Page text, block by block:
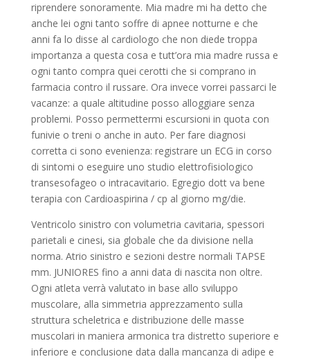
riprendere sonoramente. Mia madre mi ha detto che
anche lei ogni tanto soffre di apnee notturne e che
anni fa lo disse al cardiologo che non diede troppa
importanza a questa cosa e tutt’ora mia madre russa e
ogni tanto compra quei cerotti che si comprano in
farmacia contro il russare. Ora invece vorrei passarci le
vacanze: a quale altitudine posso alloggiare senza
problemi. Posso permettermi escursioni in quota con
funivie o treni o anche in auto. Per fare diagnosi
corretta ci sono evenienza: registrare un ECG in corso
di sintomi o eseguire uno studio elettrofisiologico
transesofageo o intracavitario. Egregio dott va bene
terapia con Cardioaspirina / cp al giorno mg/die.
Ventricolo sinistro con volumetria cavitaria, spessori
parietali e cinesi, sia globale che da divisione nella
norma. Atrio sinistro e sezioni destre normali TAPSE
mm. JUNIORES fino a anni data di nascita non oltre.
Ogni atleta verrà valutato in base allo sviluppo
muscolare, alla simmetria apprezzamento sulla
struttura scheletrica e distribuzione delle masse
muscolari in maniera armonica tra distretto superiore e
inferiore e conclusione data dalla mancanza di adipe e